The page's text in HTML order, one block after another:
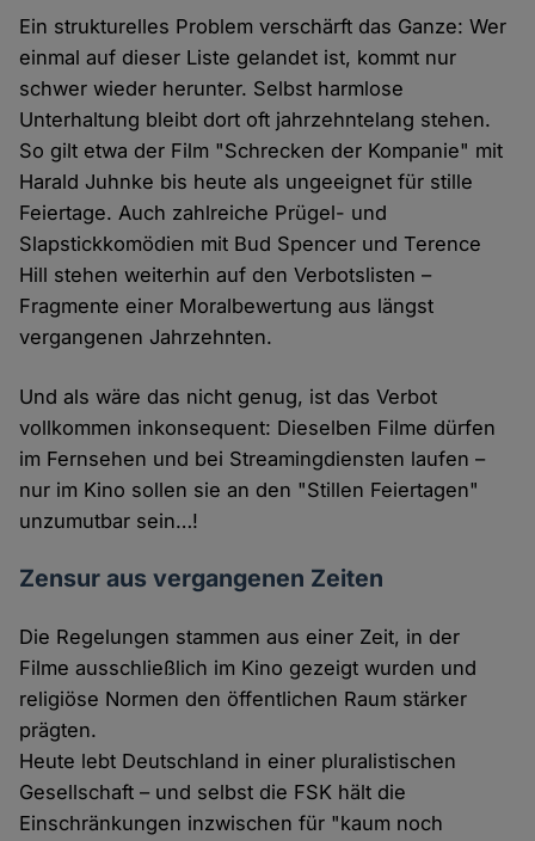
Ein strukturelles Problem verschärft das Ganze: Wer
einmal auf dieser Liste gelandet ist, kommt nur
schwer wieder herunter. Selbst harmlose
Unterhaltung bleibt dort oft jahrzehntelang stehen.
So gilt etwa der Film "Schrecken der Kompanie" mit
Harald Juhnke bis heute als ungeeignet für stille
Feiertage. Auch zahlreiche Prügel- und
Slapstickkomödien mit Bud Spencer und Terence
Hill stehen weiterhin auf den Verbotslisten –
Fragmente einer Moralbewertung aus längst
vergangenen Jahrzehnten.
Und als wäre das nicht genug, ist das Verbot
vollkommen inkonsequent: Dieselben Filme dürfen
im Fernsehen und bei Streamingdiensten laufen –
nur im Kino sollen sie an den "Stillen Feiertagen"
unzumutbar sein…!
Zensur aus vergangenen Zeiten
Die Regelungen stammen aus einer Zeit, in der
Filme ausschließlich im Kino gezeigt wurden und
religiöse Normen den öffentlichen Raum stärker
prägten.
Heute lebt Deutschland in einer pluralistischen
Gesellschaft – und selbst die FSK hält die
Einschränkungen inzwischen für "kaum noch